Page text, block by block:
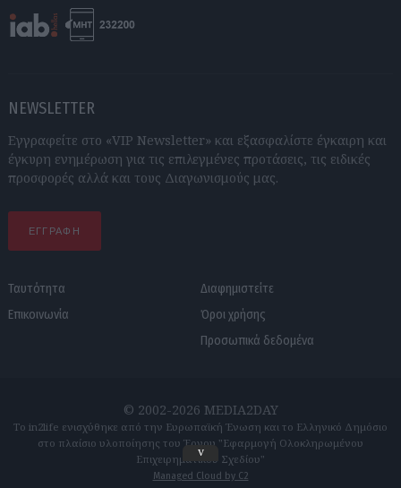
NEWSLETTER
Εγγραφείτε στο «VIP Newsletter» και εξασφαλίστε έγκαιρη και
έγκυρη ενημέρωση για τις επιλεγμένες προτάσεις, τις ειδικές
προσφορές αλλά και τους Διαγωνισμούς μας.
ΕΓΓΡΑΦΗ
Ταυτότητα
Επικοινωνία
Διαφημιστείτε
Όροι χρήσης
Προσωπικά δεδομένα
© 2002-2026 MEDIA2DAY
Το in2life ενισχύθηκε από την Ευρωπαϊκή Ένωση και το Ελληνικό Δημόσιο
στο πλαίσιο υλοποίησης του Έργου "Εφαρμογή Ολοκληρωμένου
Επιχειρηματικού Σχεδίου"
Managed Cloud by C2
v